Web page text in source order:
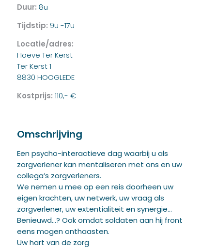
Duur: 8u
Tijdstip: 9u -17u
Locatie/adres:
Hoeve Ter Kerst
Ter Kerst 1
8830 HOOGLEDE
Kostprijs: 110,- €
Omschrijving
Een psycho-interactieve dag waarbij u als
zorgverlener kan mentaliseren met ons en uw
collega’s zorgverleners.
We nemen u mee op een reis doorheen uw
eigen krachten, uw netwerk, uw vraag als
zorgverlener, uw extentialiteit en synergie…
Benieuwd…? Ook omdat soldaten aan hij front
eens mogen onthaasten.
Uw hart van de zorg